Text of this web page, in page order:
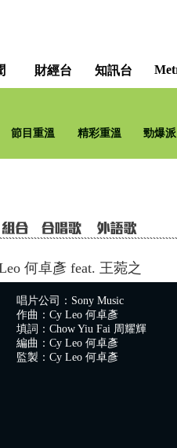
財經台 知訊台
節目重溫 精彩重溫 勁爆
何卓彥 feat. 王菀之
唱片公司：Sony Music
作曲：Cy Leo 何卓彥
填詞：Chow Yiu Fai 周耀輝
編曲：Cy Leo 何卓彥
監製：Cy Leo 何卓彥